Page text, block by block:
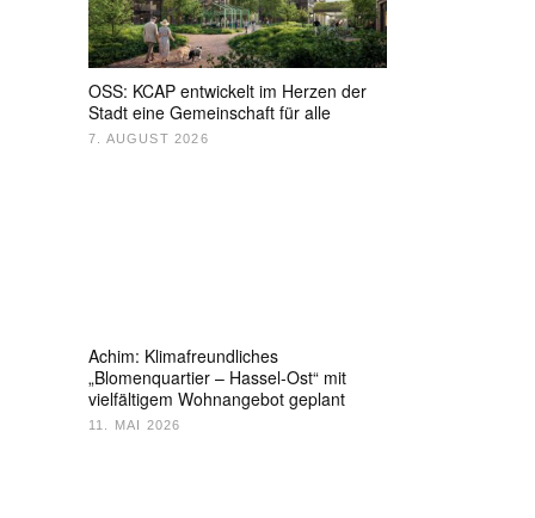
OSS: KCAP entwickelt im Herzen der
Stadt eine Gemeinschaft für alle
7. AUGUST 2026
Achim: Klimafreundliches
„Blomenquartier – Hassel-Ost“ mit
vielfältigem Wohnangebot geplant
11. MAI 2026